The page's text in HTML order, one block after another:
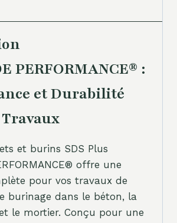
PERFORMANCE® :
et Durabilité
et burins SDS Plus
offre une
pour vos travaux de
burinage dans le béton, la
le mortier. Conçu pour une